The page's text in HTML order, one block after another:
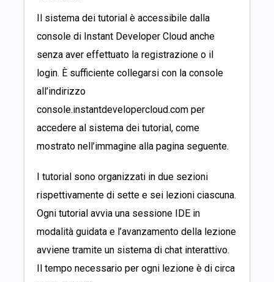
Il sistema dei tutorial è accessibile dalla
console di Instant Developer Cloud anche
senza aver effettuato la registrazione o il
login. È sufficiente collegarsi con la console
all’indirizzo
console.instantdevelopercloud.com per
accedere al sistema dei tutorial, come
mostrato nell’immagine alla pagina seguente.
I tutorial sono organizzati in due sezioni
rispettivamente di sette e sei lezioni ciascuna.
Ogni tutorial avvia una sessione IDE in
modalità guidata e l’avanzamento della lezione
avviene tramite un sistema di chat interattivo.
Il tempo necessario per ogni lezione è di circa